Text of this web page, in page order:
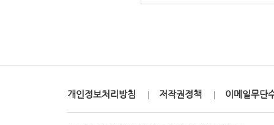
개인정보처리방침 저작권정책 이메일무단